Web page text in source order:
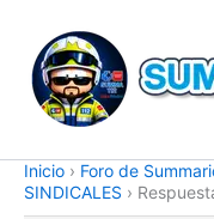
contenido
Inicio › Foro de
SINDICALES ›